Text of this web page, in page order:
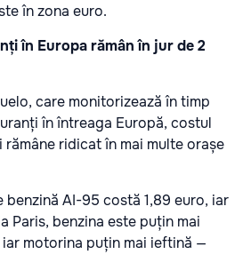
în zona euro.
în Europa rămân în jur de 2
care monitorizează în timp
în întreaga Europă, costul
ridicat în mai multe orașe
benzină AI-95 costă 1,89 euro, iar
Paris, benzina este puțin mai
motorina puțin mai ieftină —